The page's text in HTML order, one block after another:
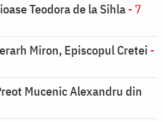
Teodora de la Sihla- 7
Miron, Episcopul Cretei -
Mucenic Alexandru din